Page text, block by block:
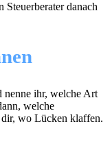
danach
nenne ihr, welche Art
welche
wo Lücken klaffen.